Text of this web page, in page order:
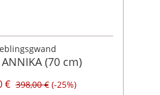
(70 cm)
€ 398,00 € (-25%)